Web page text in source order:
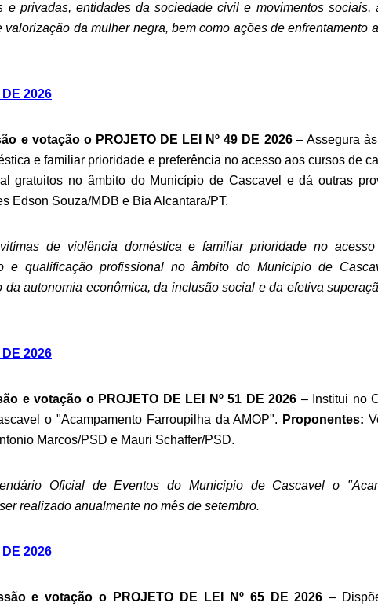
e privadas, entidades da sociedade civil e movimentos sociais,
da mulher negra, bem como ações de enfrentamento
DE 2026
e votação o PROJETO DE LEI Nº 49 DE 2026– Assegura
e familiar prioridade e preferência no acesso aos cursos de
gratuitos no âmbito do Município de Cascavel e dá outras
Edson Souza/MDB e Bia Alcantara/PT.
de violência doméstica e familiar prioridade no
e qualificação profissional no âmbito do Municipio de
da autonomia econômica, da inclusão social e da efetiva
DE 2026
e votação o PROJETO DE LEI Nº 51 DE 2026 – Institui no
o "Acampamento Farroupilha da AMOP". Proponentes:
Marcos/PSD e Mauri Schaffer/PSD.
Oficial de Eventos do Municipio de Cascavel o
realizado anualmente no mês de setembro.
DE 2026
e votação o PROJETO DE LEI Nº 65 DE 2026 –